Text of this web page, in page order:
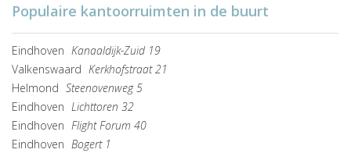
Populaire kantoorruimten in de buurt
Eindhoven Kanaaldijk-Zuid 19
Valkenswaard Kerkhofstraat 21
Helmond Steenovenweg 5
Eindhoven Lichttoren 32
Eindhoven Flight Forum 40
Eindhoven Bogert 1